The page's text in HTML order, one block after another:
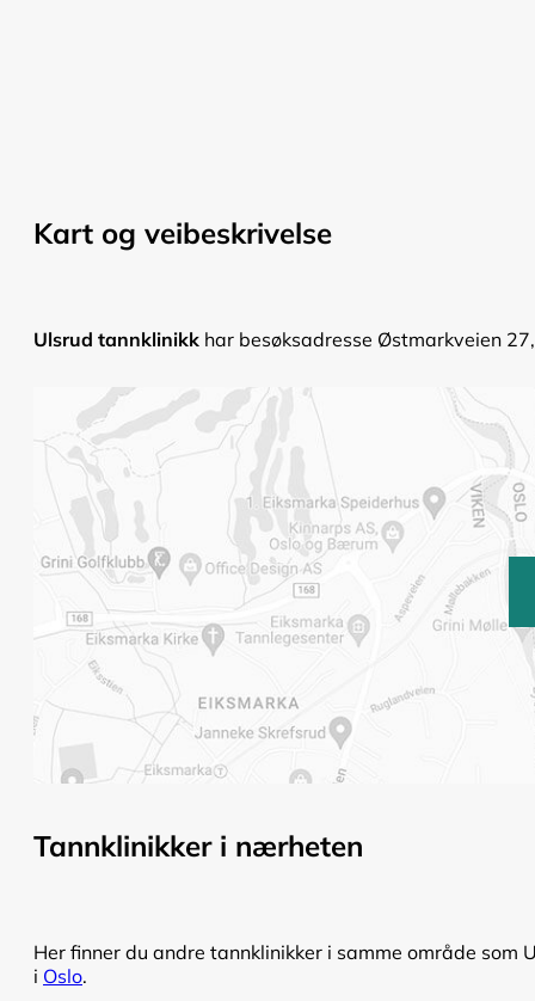
Kart og veibeskrivelse
Ulsrud tannklinikk har besøksadresse Østmarkveien
Tannklinikker i nærheten
Her finner du andre tannklinikker i samme område som
i Oslo.